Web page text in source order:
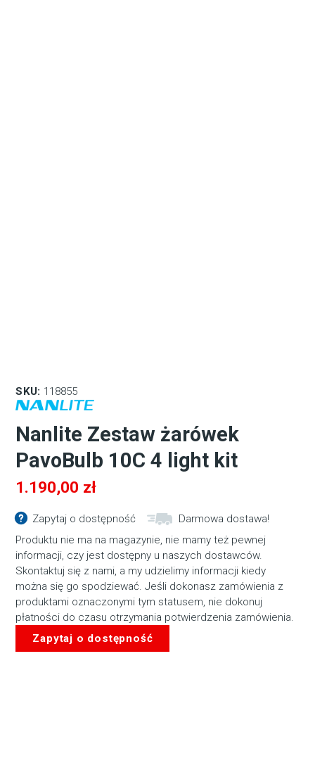
SKU: 118855
Nanlite Zestaw żarówek
PavoBulb 10C 4 light kit
1.190,00 zł
Zapytaj o dostępność
Darmowa dostawa!
Produktu nie ma na magazynie, nie mamy też pewnej
informacji, czy jest dostępny u naszych dostawców.
Skontaktuj się z nami, a my udzielimy informacji kiedy
można się go spodziewać. Jeśli dokonasz zamówienia z
produktami oznaczonymi tym statusem, nie dokonuj
płatności do czasu otrzymania potwierdzenia zamówienia.
Zapytaj o dostępność